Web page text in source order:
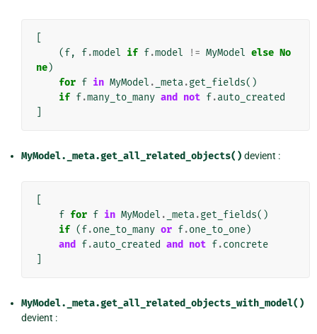
(f, f.model if f.model != MyModel else No
ne)
for f in MyModel . _meta.get_fields()
if f.many_to_many and not f.auto_created
MyModel._meta.get_all_related_objects() devient :
f for f in MyModel . _meta.get_fields()
if (f.one_to_many or f.one_to_one)
and
f.auto_created and not f.concrete
MyModel._meta.get_all_related_objects_with_model()
devient :